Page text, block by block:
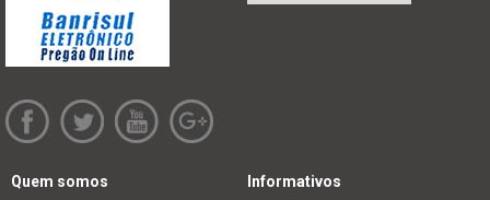
Quem somos Informativos